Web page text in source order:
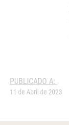
PUBLICADO A:
11 de Abril de 2023